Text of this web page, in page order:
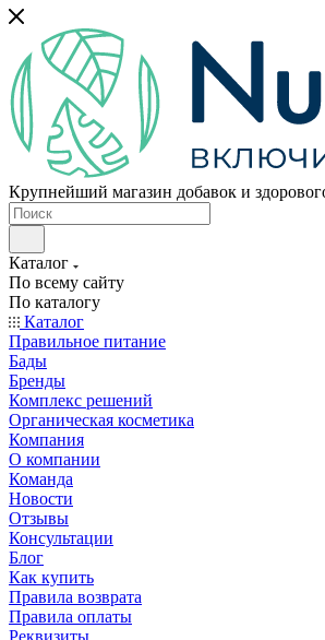
Крупнейший магазин добавок и
Каталог
По всему сайту
По каталогу
Каталог
Правильное питание
Бады
Бренды
Комплекс решений
Органическая косметика
Компания
О компании
Команда
Новости
Отзывы
Консультации
Блог
Как купить
Правила возврата
Правила оплаты
Реквизиты